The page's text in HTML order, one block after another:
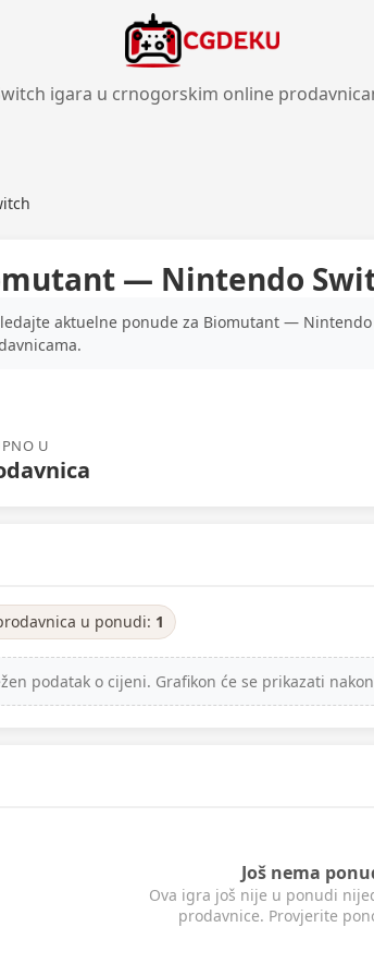
igara u crnogorskim online
— Nintendo
aktuelne ponude za Biomutant —
U
u ponudi: 1
podatak o cijeni. Grafikon će se prikazati
Još nema
Ova igra još nije u ponudi
prodavnice. Provjerite